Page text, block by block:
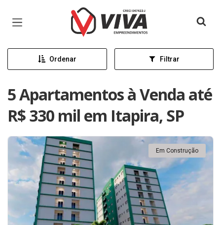
Página inicial
Ordenar Filtrar
5 Apartamentos à Venda até
R$ 330 mil em Itapira, SP
Em Construção